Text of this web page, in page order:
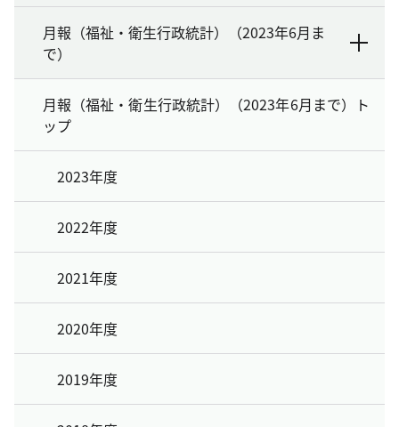
月報（福祉・衛生行政統計）（2023年6月ま
で）
月報（福祉・衛生行政統計）（2023年6月まで）ト
ップ
2023年度
2022年度
2021年度
2020年度
2019年度